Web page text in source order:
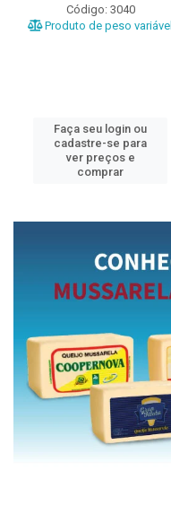
Código: 3040
Produto de peso variável
Faça seu login ou
cadastre-se para
ver preços e
comprar